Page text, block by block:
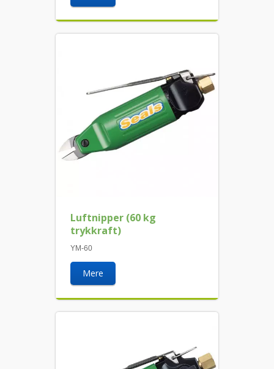
Luftnipper (60 kg
trykkraft)
YM-60
Mere